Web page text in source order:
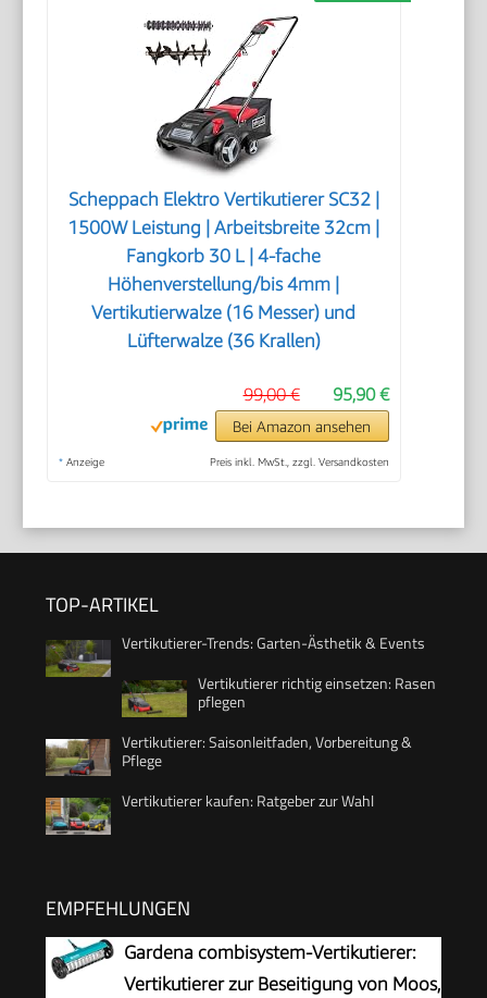
Scheppach Elektro Vertikutierer SC32 |
1500W Leistung | Arbeitsbreite 32cm |
Fangkorb 30 L | 4-fache
Höhenverstellung/bis 4mm |
Vertikutierwalze (16 Messer) und
Lüfterwalze (36 Krallen)
95,90 €
99,00 €
Bei Amazon ansehen
* Anzeige Preis inkl. MwSt., zzgl. Versandkosten
TOP-ARTIKEL
Vertikutierer-Trends: Garten-Ästhetik & Events
Vertikutierer richtig einsetzen: Rasen
pflegen
Vertikutierer: Saisonleitfaden, Vorbereitung &
Pflege
Vertikutierer kaufen: Ratgeber zur Wahl
EMPFEHLUNGEN
Gardena combisystem-Vertikutierer:
Vertikutierer zur Beseitigung von Moos,